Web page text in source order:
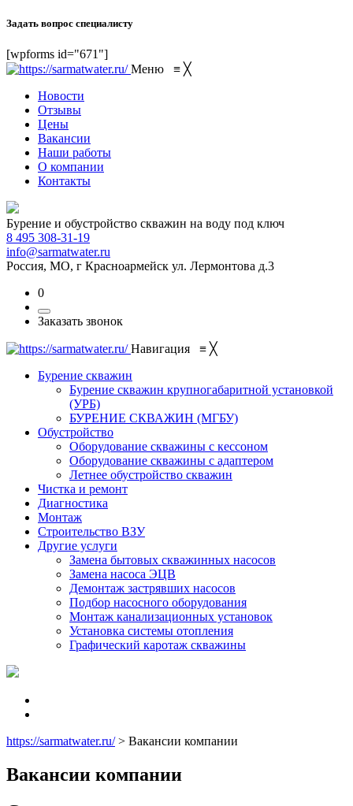
Задать вопрос специалисту
[wpforms id="671"]
Меню ≡ ╳
Новости
Отзывы
Цены
Вакансии
Наши работы
О компании
Контакты
Бурение и обустройство скважин на воду под ключ
8 495 308-31-19
info@sarmatwater.ru
Россия, МО, г Красноармейск ул. Лермонтова д.3
0
Заказать звонок
Навигация ≡ ╳
Бурение скважин
Бурение скважин крупногабаритной установкой
(УРБ)
БУРЕНИЕ СКВАЖИН (МГБУ)
Обустройство
Оборудование скважины с кессоном
Оборудование скважины с адаптером
Летнее обустройство скважин
Чистка и ремонт
Диагностика
Монтаж
Строительство ВЗУ
Другие услуги
Замена бытовых скважинных насосов
Замена насоса ЭЦВ
Демонтаж застрявших насосов
Подбор насосного оборудования
Монтаж канализационных установок
Установка системы отопления
Графический каротаж скважины
https://sarmatwater.ru/> Вакансии компании
Вакансии компании